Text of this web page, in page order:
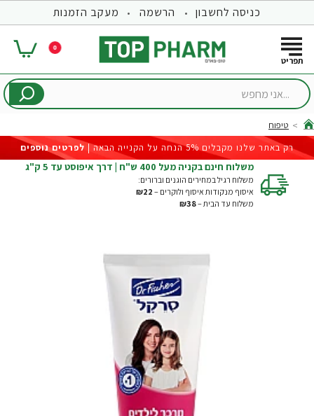
כניסה לחשבון הרשמה מעקב הזמנות
0
...אני
home
טיפוח
רק באתר שלנו מקבלים 5% הנחה על הקנייה הבאה |
לפרטים נוספים
משלוח חינם בקניה מעל 400 ש"ח | דרך איפוסט עד 5 ק"ג
משלוח רגיל במחירים הוגנים וברורים:
איסוף מנקודות איסוף ולוקרים – ₪22
משלוח עד הבית –₪38